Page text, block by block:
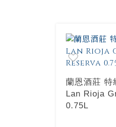
蘭恩酒莊 特
Lan Rioja
0.75L